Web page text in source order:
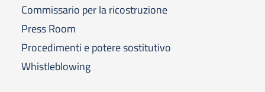
Commissario per la ricostruzione
Press Room
Procedimenti e potere sostitutivo
Whistleblowing